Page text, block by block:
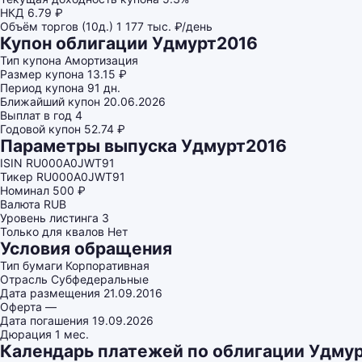
НКД 6.79 ₽
Объём торгов (10д.) 1 177 тыс. ₽/день
Купон облигации Удмурт2016
Тип купона Амортизация
Размер купона 13.15 ₽
Период купона 91 дн.
Ближайший купон 20.06.2026
Выплат в год 4
Годовой купон 52.74 ₽
Параметры выпуска Удмурт2016
ISIN RU000A0JWT91
Тикер RU000A0JWT91
Номинал 500 ₽
Валюта RUB
Уровень листинга 3
Только для квалов Нет
Условия обращения
Тип бумаги Корпоративная
Отрасль Субфедеральные
Дата размещения 21.09.2016
Оферта —
Дата погашения 19.09.2026
Дюрация 1 мес.
Календарь платежей по облигации